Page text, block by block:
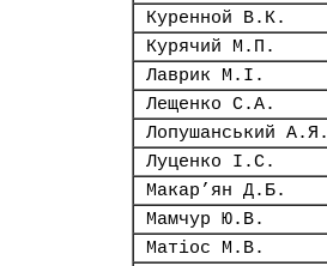
Куренной В.К.
Курячий М.П.
Лаврик М.І.
Лещенко С.А.
Лопушанський А.Я.
Луценко І.С.
Макар’ян Д.Б.
Мамчур Ю.В.
Матіос М.В.